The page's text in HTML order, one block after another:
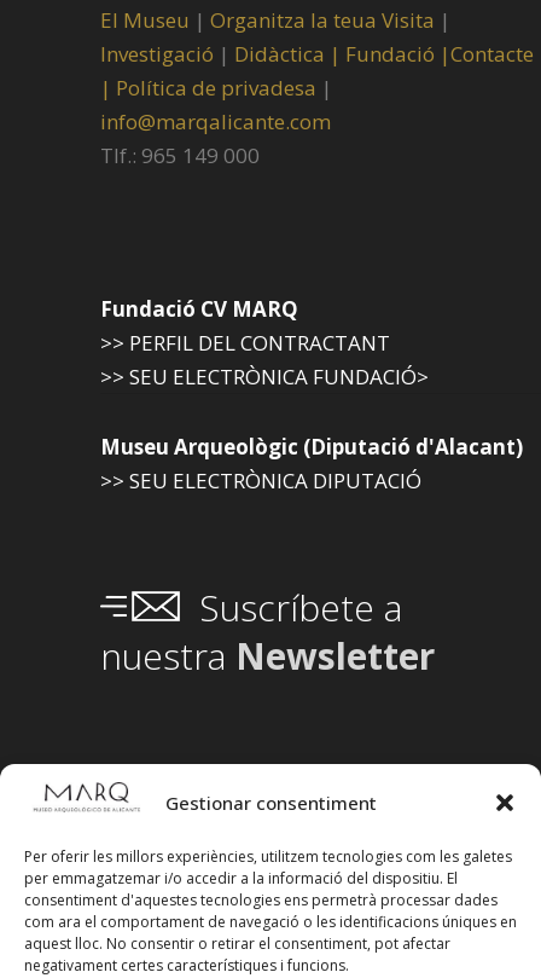
Gestionar consentiment
Per oferir les millors experiències, utilitzem tecnologies com les galetes
per emmagatzemar i/o accedir a la informació del dispositiu. El
consentiment d'aquestes tecnologies ens permetrà processar dades
com ara el comportament de navegació o les identificacions úniques en
aquest lloc. No consentir o retirar el consentiment, pot afectar
negativament certes característiques i funcions.
El Museu | Organitza la teua Visita |
Investigació | Didàctica | Fundació |Contacte
| Política de privadesa |
info@marqalicante.com
Tlf.: 965 149 000
Fundació CV MARQ
>> PERFIL DEL CONTRACTANT
>> SEU ELECTRÒNICA FUNDACIÓ>
Museu Arqueològic (Diputació d'Alacant)
>> SEU ELECTRÒNICA DIPUTACIÓ
Suscríbete a
nuestra Newsletter